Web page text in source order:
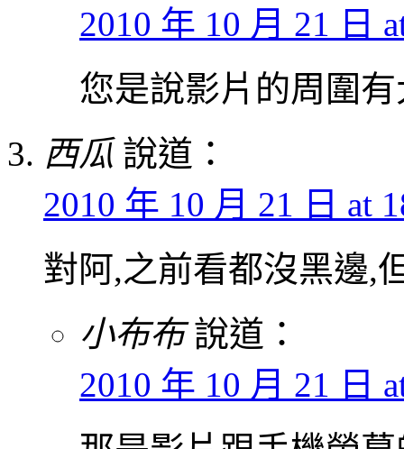
2010 年 10 月 21 日
您是說影片的周圍
西瓜 說道：
2010 年 10 月 21 日 at
對阿,之前看都沒黑邊,
小布布 說道：
2010 年 10 月 21 日